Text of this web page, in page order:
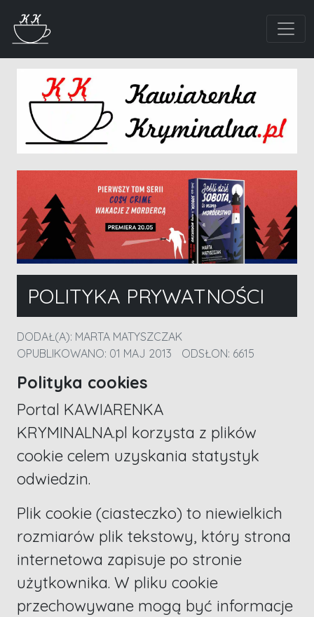
POLITYKA PRYWATNOŚCI
DODAŁ(A): MARTA MATYSZCZAK
OPUBLIKOWANO: 01 MAJ 2013
ODSŁON: 6615
Polityka cookies
Portal KAWIARENKA
KRYMINALNA.pl korzysta z plików
cookie celem uzyskania statystyk
odwiedzin.
Plik cookie (ciasteczko) to niewielkich
rozmiarów plik tekstowy, który strona
internetowa zapisuje po stronie
użytkownika. W pliku cookie
przechowywane mogą być informacje